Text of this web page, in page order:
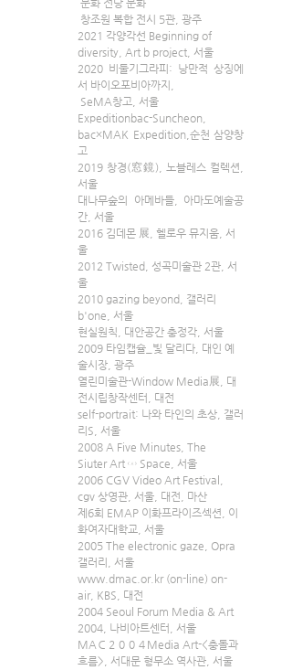
문화 전당 문화
창조원 복합 전시 5관, 광주
2021 각양각선 Beginning of
diversity, Art b project, 서울
2020 비둘기그라피: 낭만적 상징에
서 바이오포비아까지,
SeMA창고, 서울
Expeditionbac-Suncheon,
bac×MAK Expedition,순천 삼양창
고
2019 창경(窓鏡), 노블레스 컬렉션,
서울
대나무숲의 아메바들, 아마도예술공
간, 서울
2016 김데몬 展, 헬로우 뮤지움, 서
울
2012 Twisted, 성곡미술관 2관, 서
울
2010 gazing beyond, 갤러리
b'one, 서울
현실원칙, 대안공간 충정각, 서울
2009 타임캡슐_빛 달리다, 대인 예
술시장, 광주
열린미술관-Window Media展, 대
전시립창작센터, 대전
self-portrait: 나와 타인의 초상, 갤러
리S, 서울
2008 A Five Minutes, The
Siuter Art ∞ Space, 서울
2006 CGV Video Art Festival,
cgv 상영관, 서울, 대전, 마산
제6회 EMAP 이화프라이즈섹션, 이
화여자대학교, 서울
2005 The electronic gaze, Opra
갤러리, 서울
www.dmac.or.kr (on-line) on-
air, KBS, 대전
2004 Seoul Forum Media & Art
2004, 나비아트센터, 서울
MAＣ２００４Media Art-<충돌과
흐름>, 서대문 형무소 역사관, 서울